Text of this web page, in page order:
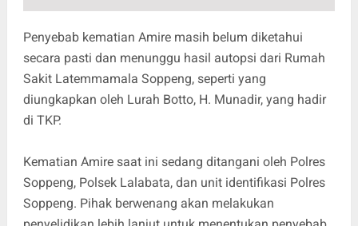
Penyebab kematian Amire masih belum diketahui
secara pasti dan menunggu hasil autopsi dari Rumah
Sakit Latemmamala Soppeng, seperti yang
diungkapkan oleh Lurah Botto, H. Munadir, yang hadir
di TKP.
Kematian Amire saat ini sedang ditangani oleh Polres
Soppeng, Polsek Lalabata, dan unit identifikasi Polres
Soppeng. Pihak berwenang akan melakukan